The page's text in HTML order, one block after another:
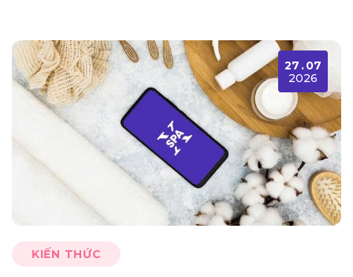
KIẾN THỨC
27 .07
2026